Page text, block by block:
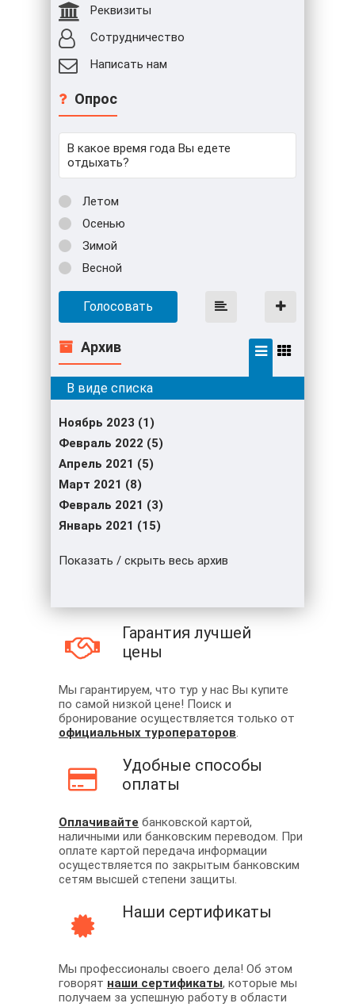
Реквизиты
Сотрудничество
Написать нам
Опрос
В какое время года Вы едете
отдыхать?
Летом
Осенью
Зимой
Весной
Голосовать
Архив
Ноябрь 2023 (1)
Февраль 2022 (5)
Апрель 2021 (5)
Март 2021 (8)
Февраль 2021 (3)
Январь 2021 (15)
Показать / скрыть весь архив
Гарантия лучшей
цены
Мы гарантируем, что тур у нас Вы купите
по самой низкой цене! Поиск и
бронирование осуществляется только от
официальных туроператоров.
Удобные способы
оплаты
Оплачивайте банковской картой,
наличными или банковским переводом. При
оплате картой передача информации
осуществляется по закрытым банковским
сетям высшей степени защиты.
Наши сертификаты
Мы профессионалы своего дела! Об этом
говорят наши сертификаты, которые мы
получаем за успешную работу в области